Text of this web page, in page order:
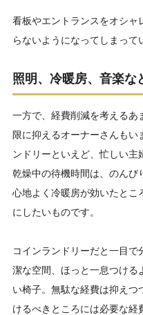
看板やエントランスをオシャ
らないようになってしまって
照明、冷暖房、音楽な
一方で、経費削減を考えるあ
限に抑えるオーナーさんもい
ンドリーといえど、忙しい
乾燥中の待機時間は、のんび
心地よく冷暖房が効いたとこ
にしたいものです。
コインランドリーだと一目
潔な空間、ほっと一息つける
い椅子。無駄な経費は抑え
けるべきところには必要な経